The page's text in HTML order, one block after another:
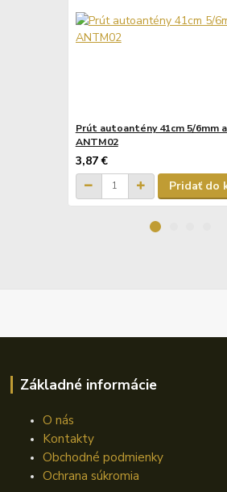
Prút autoantény 41cm 5/6mm
ANTM02
3,87 €
Pridať do
Základné informácie
O nás
Kontakty
Obchodné podmienky
Ochrana súkromia